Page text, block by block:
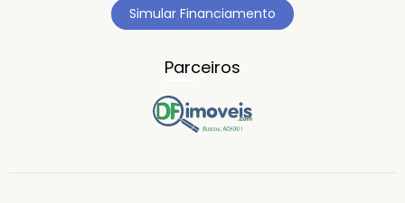
Simular Financiamento
Parceiros